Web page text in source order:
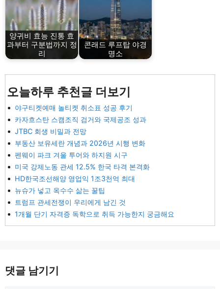
양귀비 효능 진통 효
과부터 구분법까지 정
리
콘래드 루프탑 야경
명소
오늘하루 추천글 더보기
야구티켓예매 놀티켓 취소표 성공 후기
카자흐스탄 스캠조직 검거와 국제공조 성과
JTBC 회생 비밀과 전망
부동산 보유세란 개념과 2026년 시행 변화
펜웨이 파크 겨울 투어와 하지원 시구
미국 강제노동 관세 12.5% 한국 타격 본격화
HD한국조선해양 영업익 1조3천억 최대
뉴슈가 넣고 옥수수 삶는 꿀팁
트럼프 관세전쟁이 우리에게 남긴 것
1개월 단기 자격증 독학으로 취득 가능한지 궁금해요
댓글 남기기